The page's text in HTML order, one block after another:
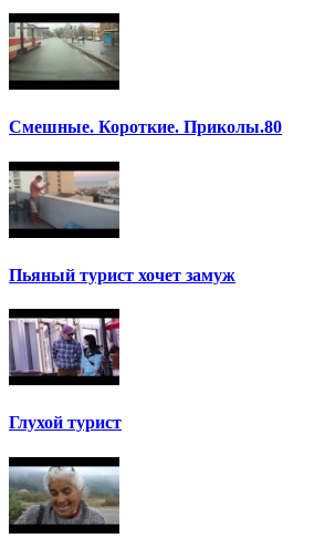
Смешные. Короткие. Приколы.80
Пьяный турист хочет замуж
Глухой турист